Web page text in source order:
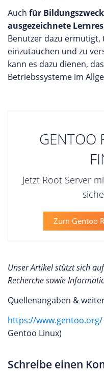
Auch für
ausgezeichnete
Benutzer dazu ermutigt,
einzutauchen und zu
kann es dazu dienen,
Betriebssysteme im
GENTOO
Jetzt Root Server
Zum Gentoo
Unser Artikel stützt sich
Recherche sowie
Quellenangaben &
https://www.gentoo.org/
Gentoo Linux)
Schreibe einen